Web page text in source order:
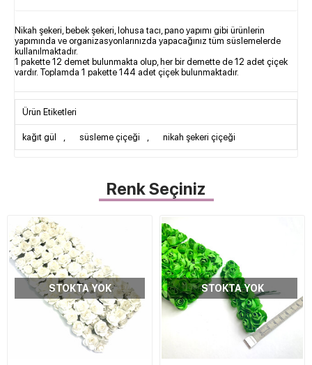
Nikah şekeri, bebek şekeri, lohusa tacı, pano yapımı gibi ürünlerin
yapımında ve organizasyonlarınızda yapacağınız tüm süslemelerde
kullanılmaktadır.
1 pakette 12 demet bulunmakta olup, her bir demette de 12 adet çiçek
vardır. Toplamda 1 pakette 144 adet çiçek bulunmaktadır.
Ürün Etiketleri
kağıt gül , süsleme çiçeği , nikah şekeri çiçeği
Renk Seçiniz
STOKTA YOK STOKTA YOK